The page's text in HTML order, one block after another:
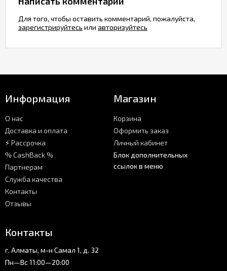
Для того, чтобы оставить комментарий, пожалуйста,
зарегистрируйтесь или авторизуйтесь
Информация
О нас
Доставка и оплата
⚡ Рассрочка
% CashBack %
Партнерам
Служба качества
Контакты
Отзывы
Магазин
Корзина
Оформить заказ
Личный кабинет
Блок дополнительных
ссылок в меню
Контакты
г. Алматы, м-н Самал 1, д. 32
Пн—Вс 11:00—20:00